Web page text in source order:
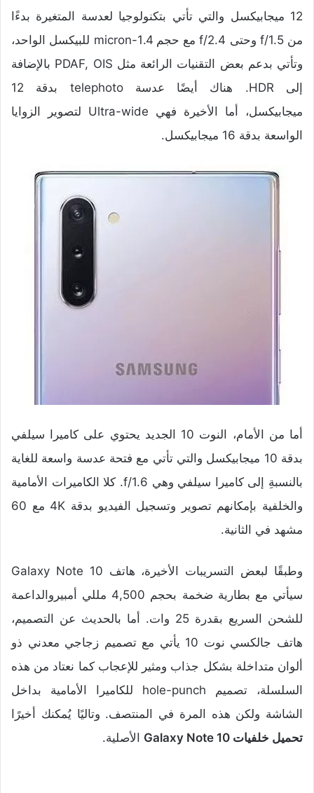
12 ميجابيكسل والتي تأتي بتكنولوجيا لعدسة المتغيرة بدءًا
من f/1.5 وحتى f/2.4 مع حجم 1.4-micron للبيكسل الواحد،
وتأتي بدعم بعض التقنيات الرائعة مثل PDAF, OIS بالإضافة
إلى HDR. هناك أيضًا عدسة telephoto بدقة 12
ميجابيكسل، أما الأخيرة فهي Ultra-wide لتصوير الزوايا
الواسعة بدقة 16 ميجابيكسل.
أما من الأمام، النوت 10 الجديد يحتوي على كاميرا سيلفي
بدقة 10 ميجابيكسل والتي تأتي مع فتحة عدسة واسعة للغاية
بالنسبةِ إلى كاميرا سيلفي وهي f/1.6. كلا الكاميرات الأمامية
والخلفية بإمكانهم تصوير وتسجيل الفيديو بدقة 4K مع 60
مشهد في الثانية.
وطبقًا لبعض التسريبات الأخيرة، هاتف Galaxy Note 10
سيأتي مع بطارية ضخمة بحجم 4,500 مللي أمبيروالداعمة
للشحن السريع بقدرة 25 وات. أما بالحديث عن التصميم،
هاتف جالكسي نوت 10 يأتي مع تصميم زجاجي معدني ذو
ألوان متداخلة بشكل جذاب ومثير للإعجاب كما نعتاد من هذه
السلسلة، تصميم hole-punch للكاميرا الأمامية بداخل
الشاشة ولكن هذه المرة في المنتصف. وتاليًا يُمكنك أخيرًا
تحميل خلفيات Galaxy Note 10
الأصلية.